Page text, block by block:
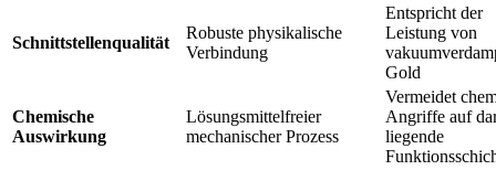
Schnittstellenqualität
Robuste physikalische
Verbindung
Entspricht der
Leistung von
Gold
Chemische
Auswirkung
Lösungsmittelfreier
mechanischer Prozess
Vermeidet
Angriffe auf
liegende